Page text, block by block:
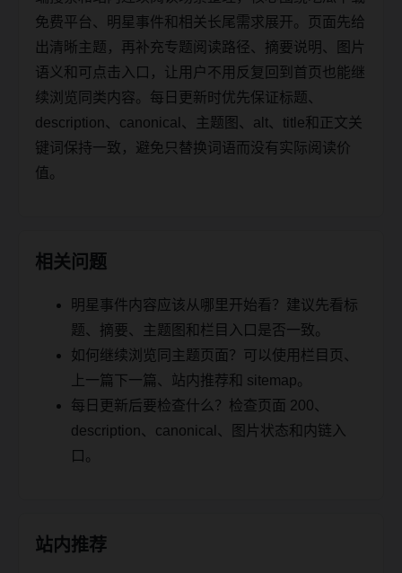
免费平台、明星事件和相关长尾需求展开。页面先给
出清晰主题，再补充专题阅读路径、摘要说明、图片
语义和可点击入口，让用户不用反复回到首页也能继
续浏览同类内容。每日更新时优先保证标题、
description、canonical、主题图、alt、title和正文关
键词保持一致，避免只替换词语而没有实际阅读价
值。
相关问题
明星事件内容应该从哪里开始看？建议先看标
题、摘要、主题图和栏目入口是否一致。
如何继续浏览同主题页面？可以使用栏目页、
上一篇下一篇、站内推荐和 sitemap。
每日更新后要检查什么？检查页面 200、
description、canonical、图片状态和内链入
口。
站内推荐